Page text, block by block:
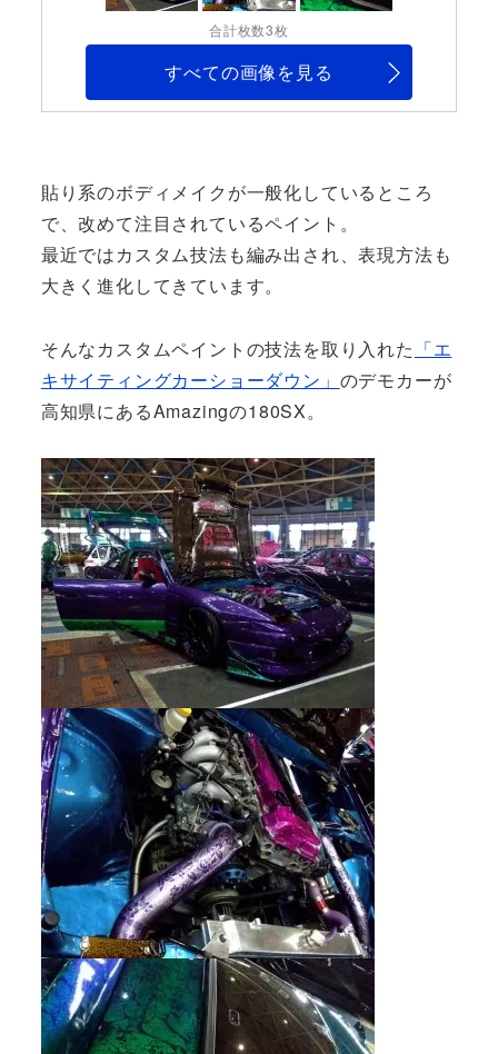
合計枚数3枚
すべての画像を見る
貼り系のボディメイクが一般化しているところ
で、改めて注目されているペイント。
最近ではカスタム技法も編み出され、表現方法も
大きく進化してきています。
そんなカスタムペイントの技法を取り入れた 「エ
キサイティングカーショーダウン」 のデモカーが
高知県にあるAmazingの180SX。